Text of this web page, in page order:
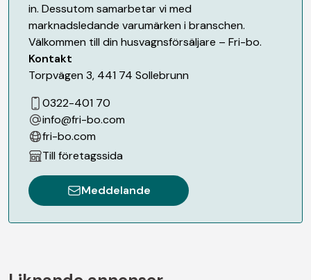
in. Dessutom samarbetar vi med
marknadsledande varumärken i branschen.
Välkommen till din husvagnsförsäljare – Fri-bo.
Kontakt
Torpvägen 3, 441 74 Sollebrunn
0322-401 70
info@fri-bo.com
fri-bo.com
Till företagssida
Meddelande